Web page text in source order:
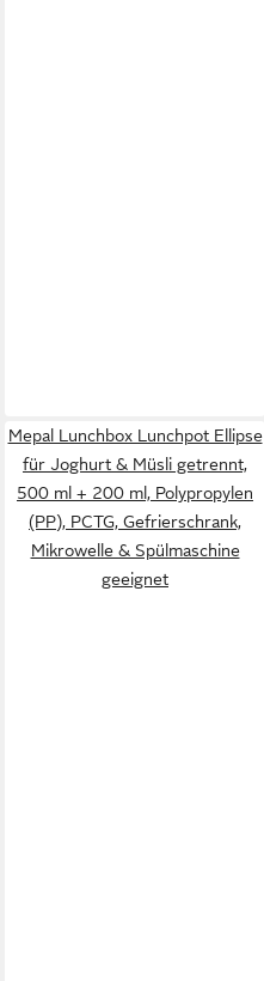
Mepal Lunchbox Lunchpot Ellipse
für Joghurt & Müsli getrennt,
500 ml + 200 ml, Polypropylen
(PP), PCTG, Gefrierschrank,
Mikrowelle & Spülmaschine
geeignet